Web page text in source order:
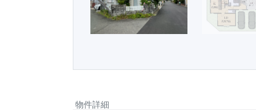
物件詳細